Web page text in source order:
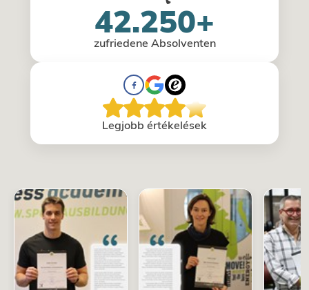
42.250+
zufriedene Absolventen
Legjobb értékelések